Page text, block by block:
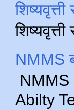
NMMS
NMMS
Abilty